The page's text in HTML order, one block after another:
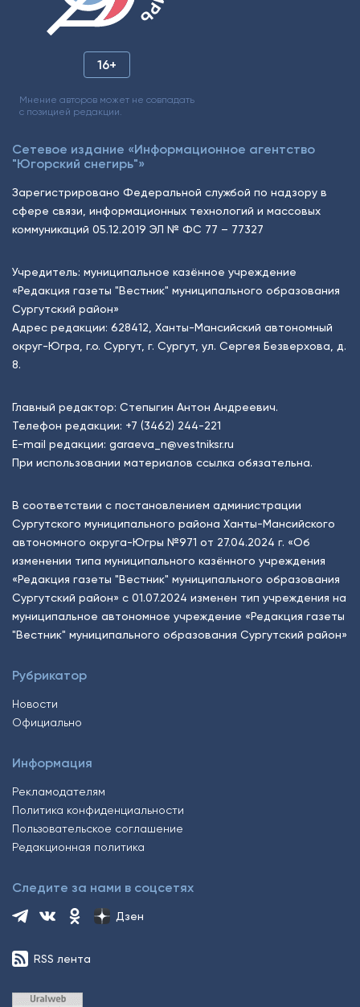
16+
Мнение авторов может не совпадать
с позицией редакции.
Сетевое издание «Информационное агентство
"Югорский снегирь"»
Зарегистрировано Федеральной службой по надзору в
сфере связи, информационных технологий и массовых
коммуникаций 05.12.2019 ЭЛ № ФС 77 – 77327
Учредитель: муниципальное казённое учреждение
«Редакция газеты "Вестник" муниципального образования
Сургутский район»
Адрес редакции: 628412, Ханты-Мансийский автономный
округ-Югра, г.о. Сургут, г. Сургут, ул. Сергея Безверхова, д.
8.
Главный редактор: Степыгин Антон Андреевич.
Телефон редакции: +7 (3462) 244-221
E-mail редакции: garaeva_n@vestniksr.ru
При использовании материалов ссылка обязательна.
В соответствии с постановлением администрации
Сургутского муниципального района Ханты-Мансийского
автономного округа-Югры №971 от 27.04.2024 г. «Об
изменении типа муниципального казённого учреждения
«Редакция газеты "Вестник" муниципального образования
Сургутский район» с 01.07.2024 изменен тип учреждения на
муниципальное автономное учреждение «Редакция газеты
"Вестник" муниципального образования Сургутский район»
Рубрикатор
Новости
Официально
Информация
Рекламодателям
Политика конфиденциальности
Пользовательское соглашение
Редакционная политика
Следите за нами в соцсетях
Дзен
RSS лента